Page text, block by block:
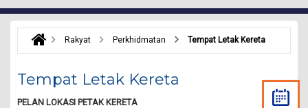
Rakyat Perkhidmatan Tempat Letak Kereta
Tempat Letak Kereta
PELAN LOKASI PETAK KERETA